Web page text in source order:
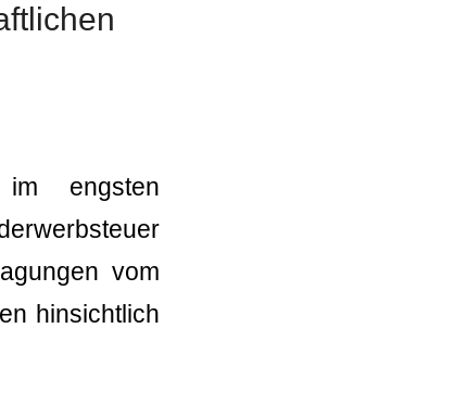
engsten
vom
hinsichtlich